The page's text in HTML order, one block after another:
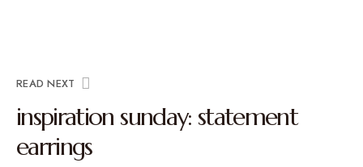
READ NEXT
inspiration sunday: statement
earrings